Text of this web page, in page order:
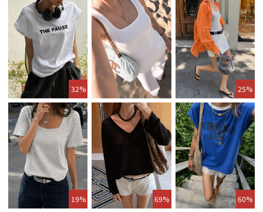
32% 25%
19% 69% 60%